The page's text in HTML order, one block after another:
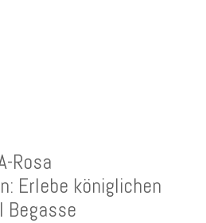
Rosa
Erlebe königlichen
Begasse